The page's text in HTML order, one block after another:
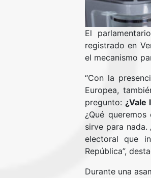
El
registrado en
el mecanismo
“Con la
Europea,
pregunto: ¿Vale
¿Qué
sirve para nada.
electoral que
República”,
Durante una